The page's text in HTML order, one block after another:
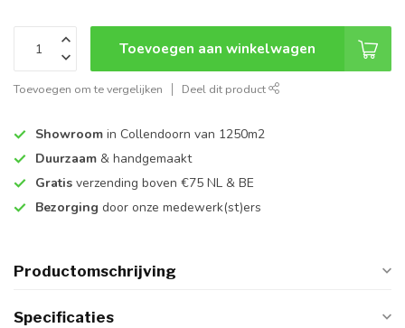
Toevoegen aan winkelwagen
Toevoegen om te vergelijken Deel dit product
Showroom in Collendoorn van 1250m2
Duurzaam & handgemaakt
Gratis verzending boven €75 NL & BE
Bezorging door onze medewerk(st)ers
Productomschrijving
Specificaties